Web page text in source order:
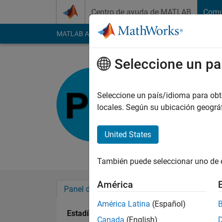
Centro de ayuda de MATLAB
MATLAB Answers File Exchange Cody
praguna
Last seen: alrededor
desde 2024
Panel de control Insignias
Estadística
Seleccione un
Seleccione un país/idioma para
locales. Según su ubicación
United States
También puede seleccionar uno
América
América Latina (Español)
Canada (English)